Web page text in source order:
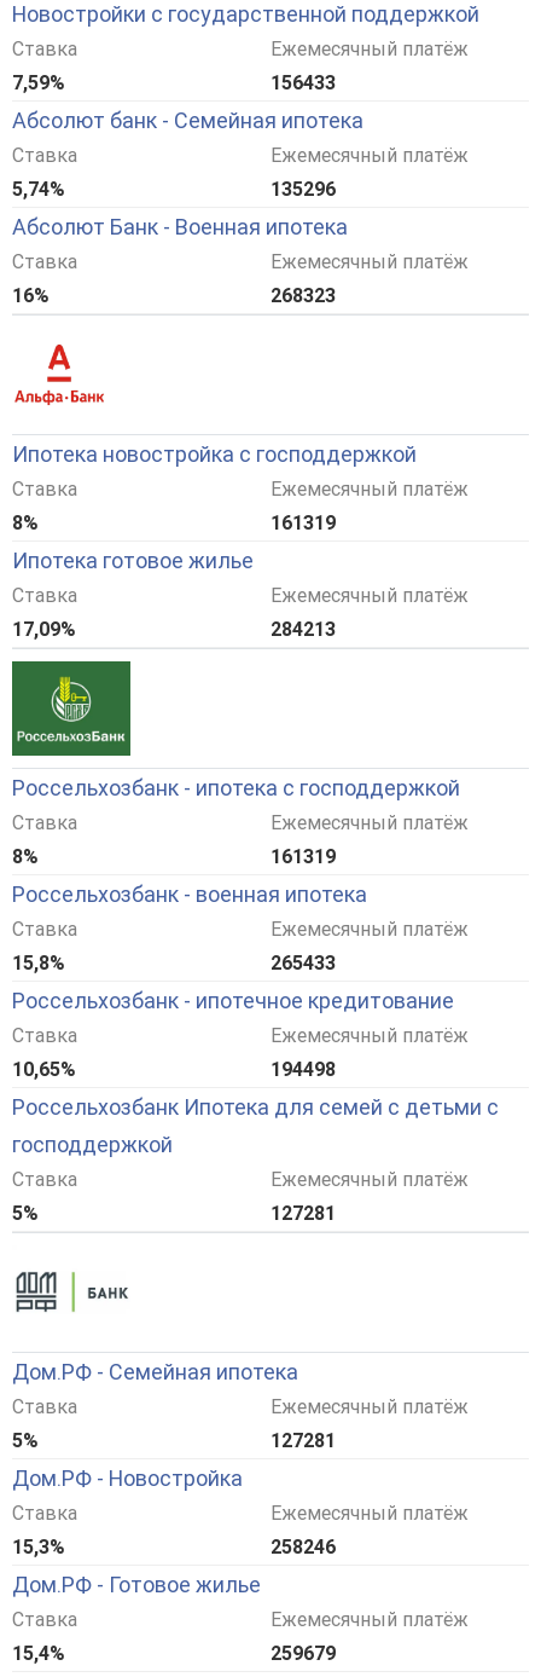
Новостройки с государственной поддержкой
Ставка
7,59%
Ежемесячный платёж
156433
Абсолют банк - Семейная ипотека
Ставка
5,74%
Ежемесячный платёж
135296
Абсолют Банк - Военная ипотека
Ставка
16%
Ежемесячный платёж
268323
Ипотека новостройка с господдержкой
Ставка
8%
Ежемесячный платёж
161319
Ипотека готовое жилье
Ставка
17,09%
Ежемесячный платёж
284213
Россельхозбанк - ипотека с господдержкой
Ставка
8%
Ежемесячный платёж
161319
Россельхозбанк - военная ипотека
Ставка
15,8%
Ежемесячный платёж
265433
Россельхозбанк - ипотечное кредитование
Ставка
10,65%
Ежемесячный платёж
194498
Россельхозбанк Ипотека для семей с детьми с
господдержкой
Ставка
5%
Ежемесячный платёж
127281
Дом.РФ - Семейная ипотека
Ставка
5%
Ежемесячный платёж
127281
Дом.РФ - Новостройка
Ставка
15,3%
Ежемесячный платёж
258246
Дом.РФ - Готовое жилье
Ставка
15,4%
Ежемесячный платёж
259679